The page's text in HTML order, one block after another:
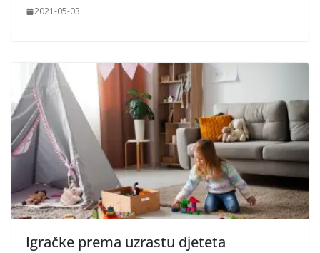
2021-05-03
Igračke prema uzrastu djeteta